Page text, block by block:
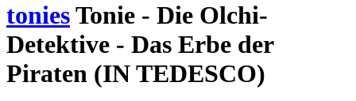
toniesTonie - Die Olchi-
Detektive - Das Erbe der
Piraten (IN TEDESCO)